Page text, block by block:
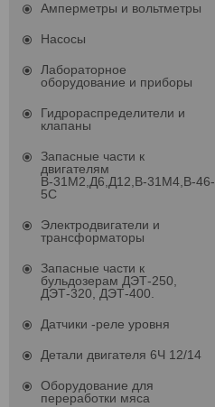
Амперметры и вольтметры
Насосы
Лабораторное
оборудование и приборы
Гидрораспределители и
клапаны
Запасные части к
двигателям
В-31М2,Д6,Д12,В-31М4,В-46-
5С
Электродвигатели и
трансформаторы
Запасные части к
бульдозерам ДЭТ-250,
ДЭТ-320, ДЭТ-400.
Датчики -реле уровня
Детали двигателя 6Ч 12/14
Оборудование для
переработки мяса